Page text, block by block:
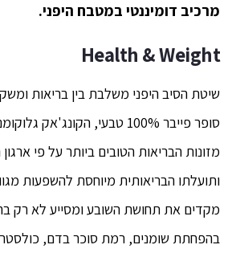
מרכיב דומיננטי במטבח היפני.
Health & Weight
מזונות הבריאות הטובים ביותר על פי
ותועלתו הבריאותית מיוחסת להשפעות
מקדים את תחושת השובע ומסייע לא רק
בהפחתת שומנים, רמת סוכר בדם,